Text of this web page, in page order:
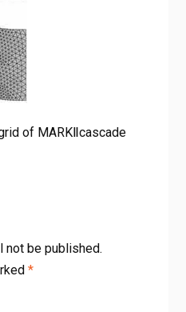
of MARKⅡcascade
not be published.
*